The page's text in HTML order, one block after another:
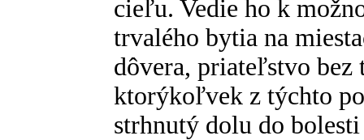
cieľu. Vedie ho k
trvalého bytia na
dôvera, priateľstvo bez
ktorýkoľvek z týchto
strhnutý dolu do